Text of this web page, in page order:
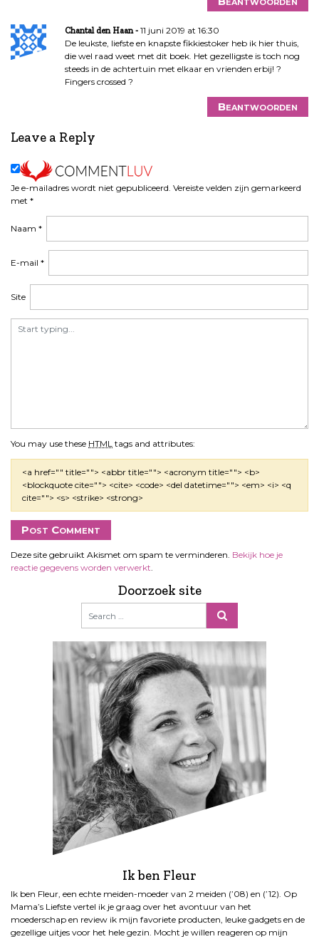
Chantal den Haan
11 juni 2019 at 16:30
De leukste, liefste en knapste fikkiestoker heb ik hier thuis,
die wel raad weet met dit boek. Het gezelligste is toch nog
steeds in de achtertuin met elkaar en vrienden erbij! ?
Fingers crossed ?
Beantwoorden
Leave a Reply
Je e-mailadres wordt niet gepubliceerd. Vereiste velden zijn gemarkeerd
met *
You may use these HTML tags and attributes:
<a href="" title=""> <abbr title=""> <acronym title=""> <b>
<blockquote cite=""> <cite> <code> <del datetime=""> <em> <i> <q
cite=""> <s> <strike> <strong>
Naam *
E-mail *
Site
Deze site gebruikt Akismet om spam te verminderen. Bekijk hoe je
reactie gegevens worden verwerkt.
Doorzoek site
Ik ben Fleur
Ik ben Fleur, een echte meiden-moeder van 2 meiden (’08) en (’12). Op
Mama’s Liefste vertel ik je graag over het avontuur van het
moederschap en review ik mijn favoriete producten, leuke gadgets en de
gezellige uitjes voor het hele gezin. Mocht je willen reageren op mijn